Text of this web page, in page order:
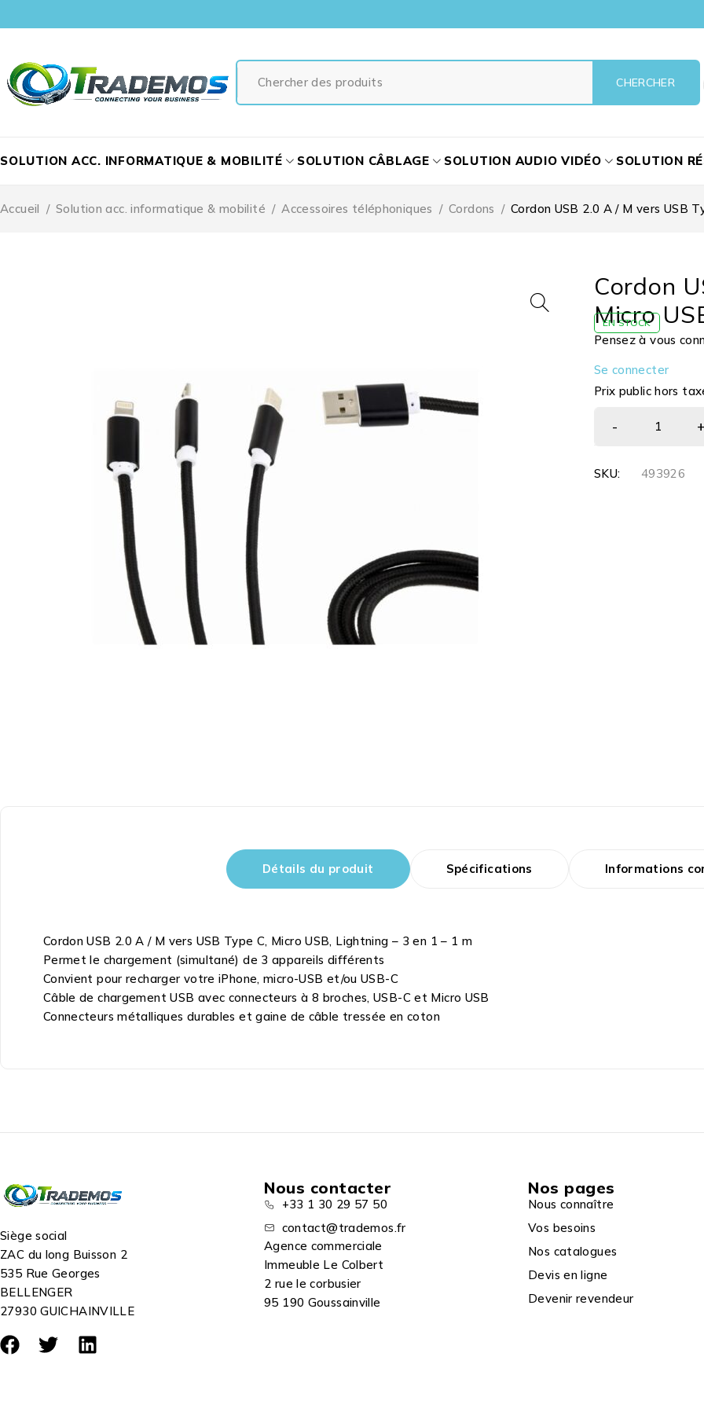
SOLUTION ACC. INFORMATIQUE & MOBILITÉ SOLUTION CÂBLAGE SOLUTION AUDIO VIDÉO SOLUTION
Accueil / Solution acc. informatique & mobilité / Accessoires téléphoniques / Cordons / Cordon USB 2.0 A / M vers USB
Cordon
Micro
EN STOCK
Pensez à vous
Se connecter
Prix public hors
SKU: 493926
Détails du produit Spécifications Informations
Cordon USB 2.0 A / M vers USB Type C, Micro USB, Lightning – 3 en 1 – 1 m
Permet le chargement (simultané) de 3 appareils différents
Convient pour recharger votre iPhone, micro-USB et/ou USB-C
Câble de chargement USB avec connecteurs à 8 broches, USB-C et Micro USB
Connecteurs métalliques durables et gaine de câble tressée en coton
Siège social
ZAC du long Buisson 2
535 Rue Georges
BELLENGER
27930 GUICHAINVILLE
Nous contacter
+33 1 30 29 57 50
contact@trademos.fr
Agence commerciale
Immeuble Le Colbert
2 rue le corbusier
95 190 Goussainville
Nos pages
Nous connaître
Vos besoins
Nos catalogues
Devis en ligne
Devenir revendeur